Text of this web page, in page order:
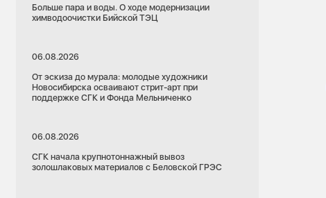
Больше пара и воды. О ходе модернизации
химводоочистки Бийской ТЭЦ
06.08.2026
От эскиза до мурала: молодые художники
Новосибирска осваивают стрит-арт при
поддержке СГК и Фонда Мельниченко
06.08.2026
СГК начала крупнотоннажный вывоз
золошлаковых материалов с Беловской ГРЭС